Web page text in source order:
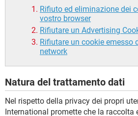
Rifiuto ed eliminazione dei
vostro browser
Rifiutare un Advertising
Rifiutare un cookie emesso
network
Natura del trattamento dati
Nel rispetto della privacy dei propri
International promette che la raccolta